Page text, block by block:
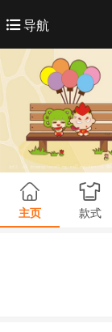
导航
主页 款式